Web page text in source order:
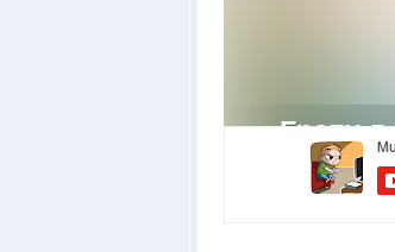
Грати в